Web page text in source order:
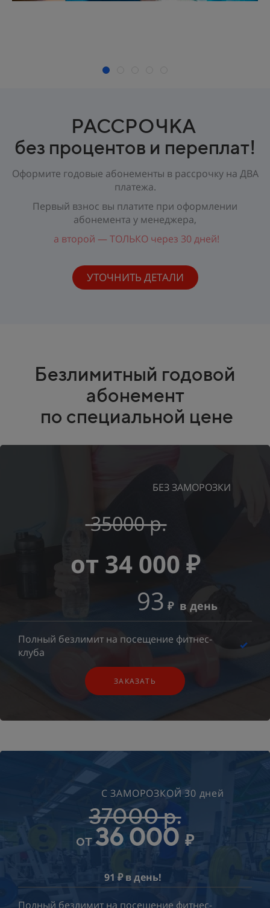
РАССРОЧКА
без процентов и переплат!
Оформите годовые абонементы в рассрочку на ДВА
платежа.
Первый взнос вы платите при оформлении
абонемента у менеджера,
а второй — ТОЛЬКО через 30 дней!
УТОЧНИТЬ ДЕТАЛИ
Безлимитный годовой
абонемент
по специальной цене
БЕЗ ЗАМОРОЗКИ
35000 р.
от 34 000 ₽
93 ₽ в день
Полный безлимит на посещение фитнес-
клуба
ЗАКАЗАТЬ
С ЗАМОРОЗКОЙ 30 дней
37000 р.
от36 000 ₽
91 ₽ в день!
Полный безлимит на посещение фитнес-